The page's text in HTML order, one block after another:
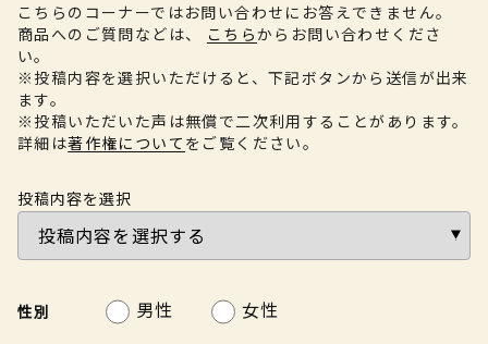
こちらのコーナーではお問い合わせにお答えできません。
商品へのご質問などは、
こちらからお問い合わせくださ
い。
※投稿内容を選択いただけると、下記ボタンから送信が出来
ます。
※投稿いただいた声は無償で二次利用することがあります。
詳細は著作権について をご覧ください。
投稿内容を選択
性別 男性 女性